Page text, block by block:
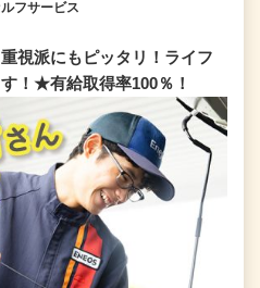
フサービス
視派にもピッタリ！ライフ
！★有給取得率100％！